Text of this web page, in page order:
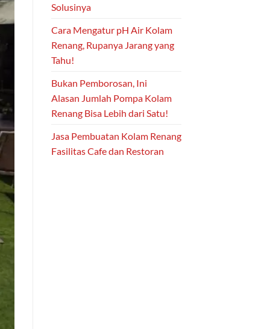
Solusinya
Cara Mengatur pH Air Kolam
Renang, Rupanya Jarang yang
Tahu!
Bukan Pemborosan, Ini
Alasan Jumlah Pompa Kolam
Renang Bisa Lebih dari Satu!
Jasa Pembuatan Kolam Renang
Fasilitas Cafe dan Restoran